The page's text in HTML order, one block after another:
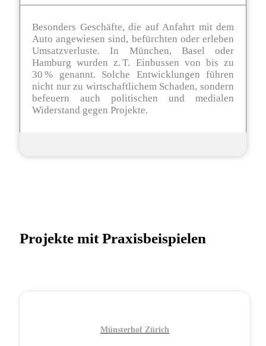
Besonders Geschäfte, die auf Anfahrt mit dem
Auto angewiesen sind, befürchten oder erleben
Umsatzverluste. In München, Basel oder
Hamburg wurden z. T. Einbussen von bis zu
30 % genannt. Solche Entwicklungen führen
nicht nur zu wirtschaftlichem Schaden, sondern
befeuern auch politischen und medialen
Widerstand gegen Projekte.
Projekte mit Praxisbeispielen
Münsterhof Zürich